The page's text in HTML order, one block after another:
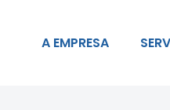
A EMPRESA